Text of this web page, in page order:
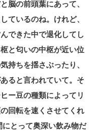
脳の前頭葉にあって、
ているのね。けれど、
できた中で退化してし
と匂いの中枢が近い位
持ちを揺さぶったり、
ると言われていて。そ
ー⾖の種類によってリ
回転を速くさせてくれ
とって奥深い飲み物だ